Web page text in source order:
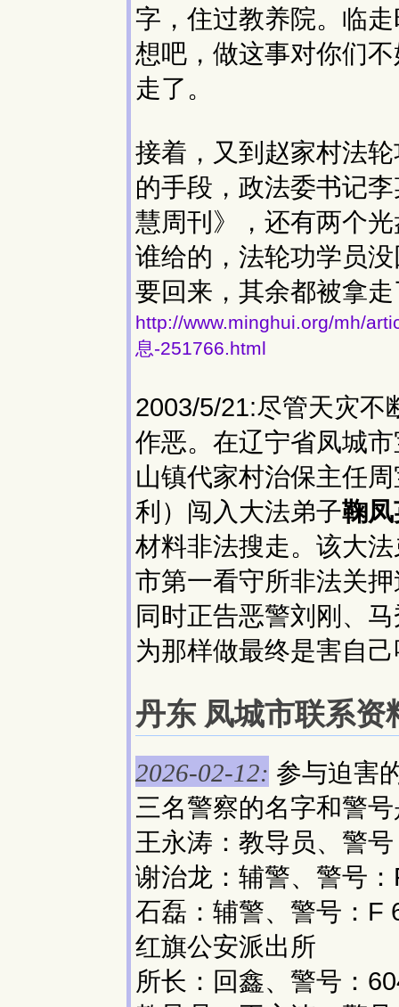
字，住过教养院。临
想吧，做这事对你们
走了。
接着，又到赵家村法
的手段，政法委书记
慧周刊》，还有两个
谁给的，法轮功学员
要回来，其余都被拿
http://www.minghui.org/mh/
息-251766.html
2003/5/21:尽管天灾不
作恶。在辽宁省凤城
山镇代家村治保主任
利）闯入大法弟子鞠
材料非法搜走。该大
市第一看守所非法关
同时正告恶警刘刚、
为那样做最终是害自
丹东 凤城市联系资
2026-02-12: 参与迫害
三名警察的名字和警
王永涛：教导员、警
谢治龙：辅警、警号
石磊：辅警、警号：F
红旗公安派出所
所长：回鑫、警号：